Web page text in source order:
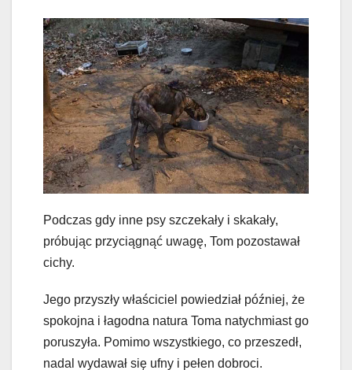
Podczas gdy inne psy szczekały i skakały,
próbując przyciągnąć uwagę, Tom pozostawał
cichy.
Jego przyszły właściciel powiedział później, że
spokojna i łagodna natura Toma natychmiast go
poruszyła. Pomimo wszystkiego, co przeszedł,
nadal wydawał się ufny i pełen dobroci.